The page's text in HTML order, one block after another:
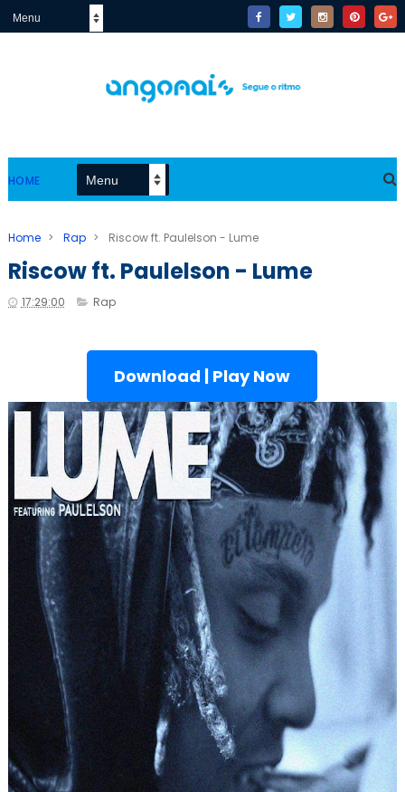
HOME
Home > Rap > Riscow ft. Paulelson - Lume
Riscow ft. Paulelson - Lume
17:29:00 Rap
Download | Play Now